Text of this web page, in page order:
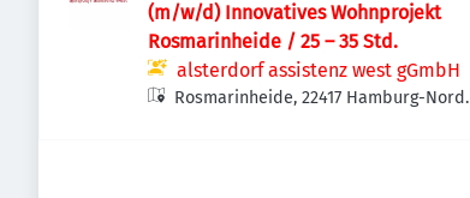
(m/w/d) Innovatives Wohnprojekt
Rosmarinheide / 25 – 35 Std.
alsterdorf assistenz west gGmbH
Rosmarinheide, 22417 Hamburg-Nord,